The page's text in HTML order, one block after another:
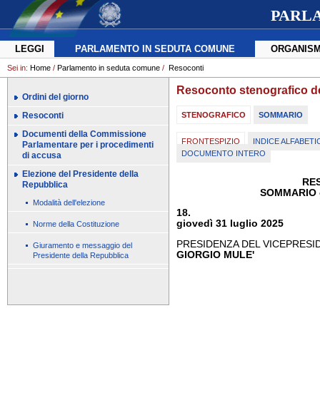
LEGGI PARLAMENTO IN SEDUTA COMUNE
Sei in: Home / Parlamento in seduta comune / Resoconti
Ordini del giorno
Resoconti
Documenti della Commissione
Parlamentare per i procedimenti
di accusa
Elezione del Presidente della
Repubblica
Modalità dell'elezione
Norme della Costituzione
Giuramento e messaggio del
Presidente della Repubblica
Resoconto stenografico
STENOGRAFICO SOMMARIO
FRONTESPIZIO
INDICE
DOCUMENTO INTERO
SOMMARIO
18.
giovedì 31 luglio 2025
PRESIDENZA DEL
GIORGIO MULE'